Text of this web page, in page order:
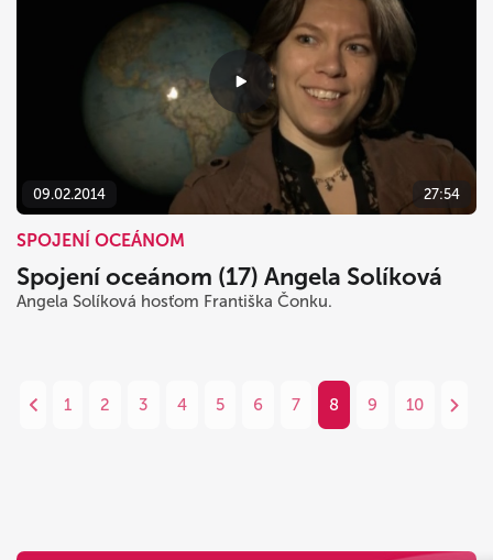
09.02.2014 27:54
SPOJENÍ OCEÁNOM
Spojení oceánom (17) Angela Solíková
Angela Solíková hosťom Františka Čonku.
1 2 3 4 5 6 7 8 9 10